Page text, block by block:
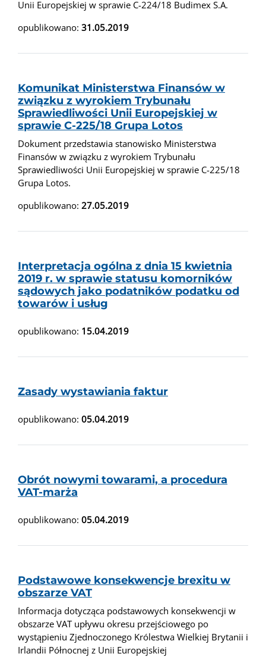
Unii Europejskiej w sprawie C-224/18 Budimex S.A.
opublikowano: 31.05.2019
Komunikat Ministerstwa Finansów w
związku z wyrokiem Trybunału
Sprawiedliwości Unii Europejskiej w
sprawie C-225/18 Grupa Lotos
Dokument przedstawia stanowisko Ministerstwa
Finansów w związku z wyrokiem Trybunału
Sprawiedliwości Unii Europejskiej w sprawie C-225/18
Grupa Lotos.
opublikowano: 27.05.2019
Interpretacja ogólna z dnia 15 kwietnia
2019 r. w sprawie statusu komorników
sądowych jako podatników podatku od
towarów i usług
opublikowano: 15.04.2019
Zasady wystawiania faktur
opublikowano: 05.04.2019
Obrót nowymi towarami, a procedura
VAT-marża
opublikowano: 05.04.2019
Podstawowe konsekwencje brexitu w
obszarze VAT
Informacja dotycząca podstawowych konsekwencji w
obszarze VAT upływu okresu przejściowego po
wystąpieniu Zjednoczonego Królestwa Wielkiej Brytanii i
Irlandii Północnej z Unii Europejskiej